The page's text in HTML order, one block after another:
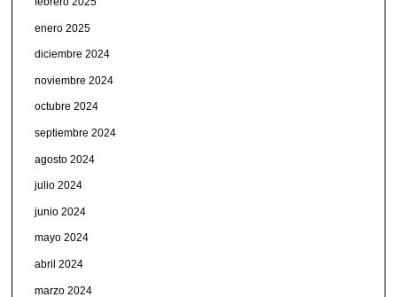
enero 2025
diciembre 2024
noviembre 2024
octubre 2024
septiembre 2024
agosto 2024
julio 2024
junio 2024
mayo 2024
abril 2024
marzo 2024